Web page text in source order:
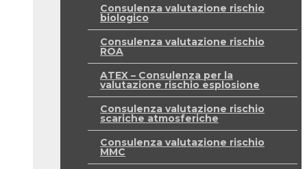
Consulenza valutazione rischio
biologico
Consulenza valutazione rischio
ROA
ATEX – Consulenza per la
valutazione rischio esplosione
Consulenza valutazione rischio
scariche atmosferiche
Consulenza valutazione rischio
MMC